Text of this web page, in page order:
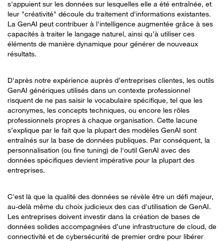
s'appuient sur les données sur lesquelles elle a été entraînée, et
leur "créativité" découle du traitement d'informations existantes.
La GenAI peut contribuer à l'intelligence augmentée grâce à ses
capacités à traiter le langage naturel, ainsi qu’à utiliser ces
éléments de manière dynamique pour générer de nouveaux
résultats.
D'après notre expérience auprès d’entreprises clientes, les outils
GenAI génériques utilisés dans un contexte professionnel
risquent de ne pas saisir le vocabulaire spécifique, tel que les
acronymes, les concepts techniques, ou encore les rôles
professionnels propres à chaque organisation. Cette lacune
s’explique par le fait que la plupart des modèles GenAI sont
entraînés sur la base de données publiques. Par conséquent, la
personnalisation (ou fine tuning) de l'outil GenAI avec des
données spécifiques devient impérative pour la plupart des
entreprises.
C'est là que la qualité des données se révèle être un défi majeur,
au-delà même du choix judicieux des cas d'utilisation de GenAI.
Les entreprises doivent investir dans la création de bases de
données solides accompagnées d’une infrastructure de cloud, de
connectivité et de cybersécurité de premier ordre pour libérer